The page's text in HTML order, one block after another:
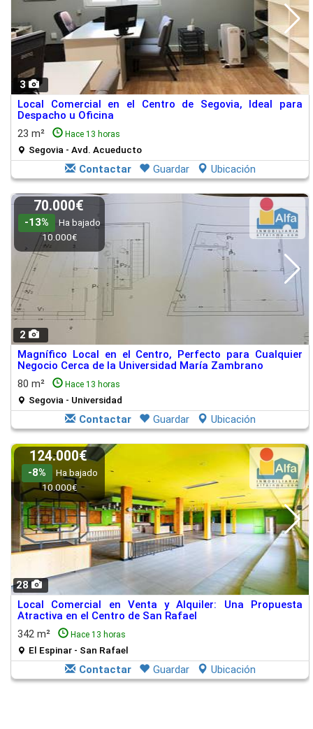
3
Local Comercial en el Centro de Segovia, Ideal para
Despacho u Oficina
23 m²
Hace 13 horas
Segovia - Avd. Acueducto
Contactar Guardar Ubicación
2
70.000€
-13%
Ha bajado
10.000€
Magnífico Local en el Centro, Perfecto para Cualquier
Negocio Cerca de la Universidad María Zambrano
80 m²
Hace 13 horas
Segovia - Universidad
Contactar Guardar Ubicación
28
124.000€
-8%
Ha bajado
10.000€
Local Comercial en Venta y Alquiler: Una Propuesta
Atractiva en el Centro de San Rafael
342 m²
Hace 13 horas
El Espinar - San Rafael
Contactar Guardar Ubicación